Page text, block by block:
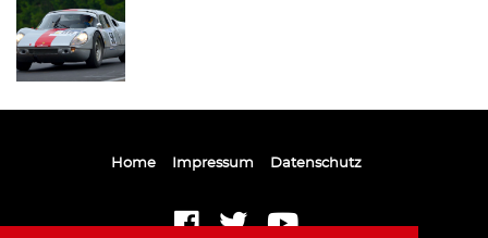
Home Impressum Datenschutz